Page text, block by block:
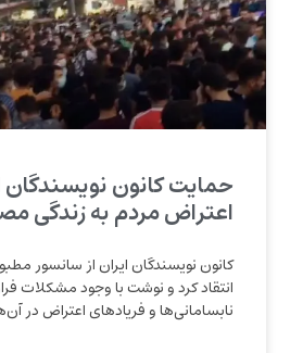
حمایت کانون نویسندگان
اعتراض مردم به زندگی
کانون نویسندگان ایران از سانسور
انتقاد کرد و نوشت با وجود مشکلات
نابسامانی‌ها و فریادهای اعتراض‌ در